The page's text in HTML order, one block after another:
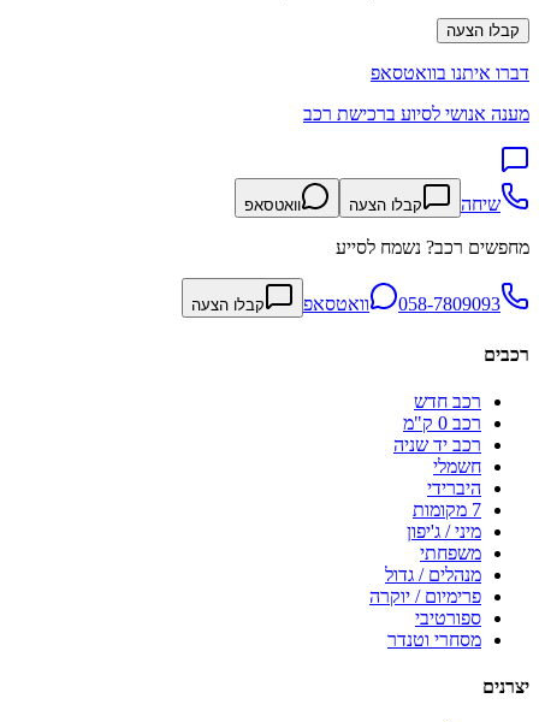
קבלו הצעה
דברו איתנו בוואטסאפ
מענה אנושי לסיוע ברכישת רכב
שיחה קבלו הצעה וואטסאפ
מחפשים רכב? נשמח לסייע
058-7809093 וואטסאפ קבלו הצעה
רכבים
רכב חדש
רכב 0 ק"מ
רכב יד שניה
חשמלי
היברידי
7 מקומות
מיני / ג'יפון
משפחתי
מנהלים / גדול
פרימיום / יוקרה
ספורטיבי
מסחרי וטנדר
יצרנים